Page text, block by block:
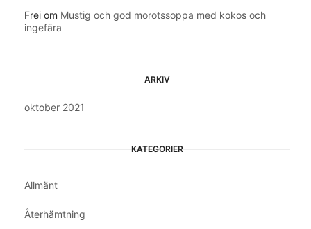
Frei om Mustig och god morotssoppa med kokos och
ingefära
ARKIV
oktober 2021
KATEGORIER
Allmänt
Återhämtning